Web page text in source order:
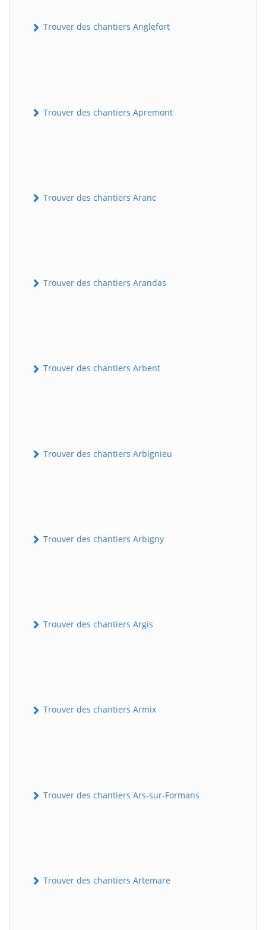
Trouver des chantiers Anglefort
Trouver des chantiers Apremont
Trouver des chantiers Aranc
Trouver des chantiers Arandas
Trouver des chantiers Arbent
Trouver des chantiers Arbignieu
Trouver des chantiers Arbigny
Trouver des chantiers Argis
Trouver des chantiers Armix
Trouver des chantiers Ars-sur-Formans
Trouver des chantiers Artemare